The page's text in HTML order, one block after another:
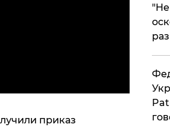
приказ